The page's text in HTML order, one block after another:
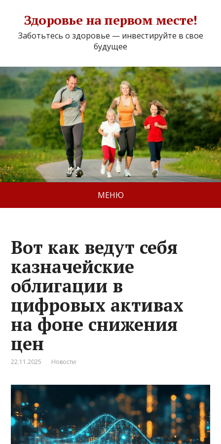
Здоровье на первом месте!
Заботьтесь о здоровье — инвестируйте в свое
будущее
МЕНЮ
Вот как ведут себя
казначейские
облигации в
цифровых активах
на фоне снижения
цен
22.11.2025 Новости